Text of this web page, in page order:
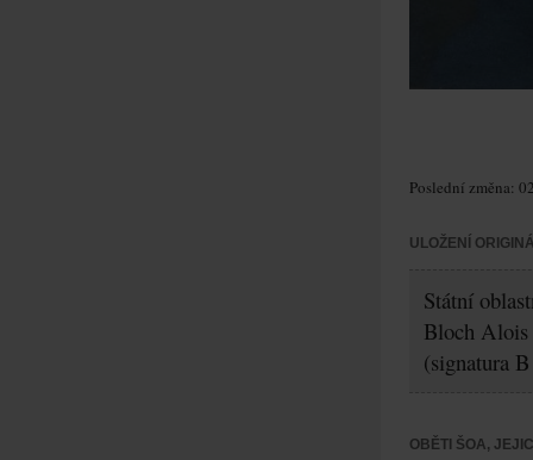
Poslední změna:
ULOŽENÍ
Státní
Bloch Alois
(signatura
OBĚTI ŠOA,